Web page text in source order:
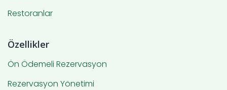
Restoranlar
Özellikler
Ön Ödemeli Rezervasyon
Rezervasyon Yönetimi